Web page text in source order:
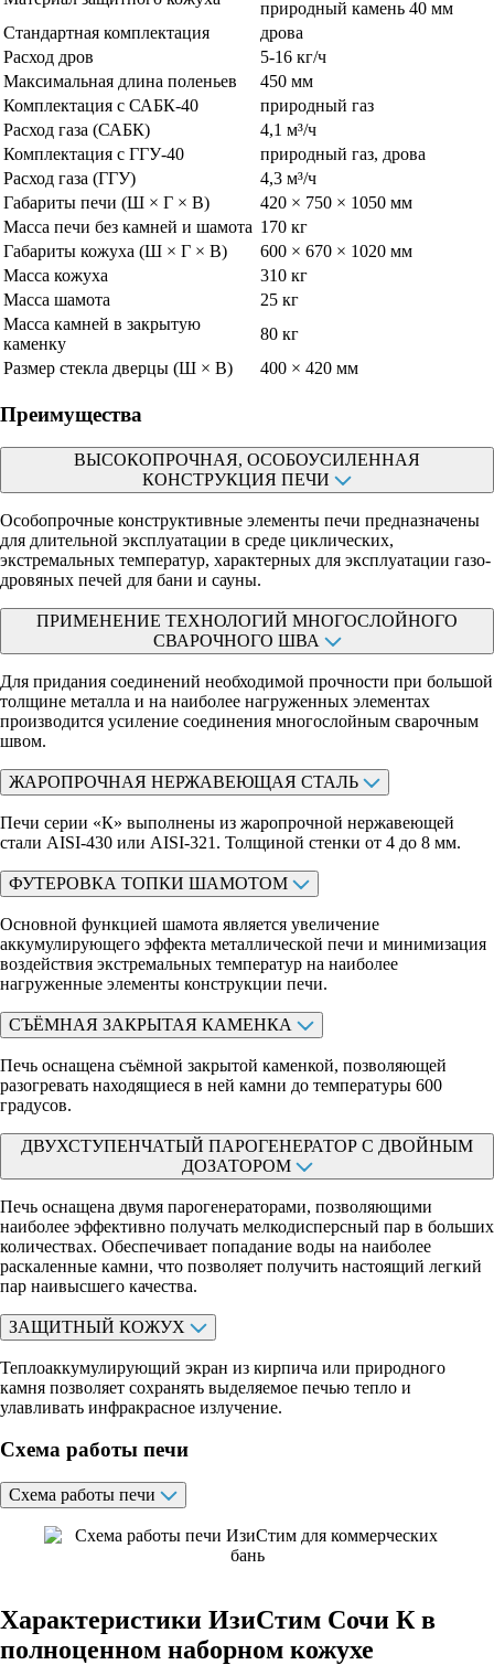
природный камень 40 мм
Стандартная комплектация
дрова
Расход дров
5-16 кг/ч
Максимальная длина поленьев
450 мм
Комплектация с САБК-40
природный газ
Расход газа (САБК)
4,1 м³/ч
Комплектация с ГГУ-40
природный газ, дрова
Расход газа (ГГУ)
4,3 м³/ч
Габариты печи (Ш × Г × В)
420 × 750 × 1050 мм
Масса печи без камней и шамота 170 кг
Габариты кожуха (Ш × Г × В)
600 × 670 × 1020 мм
Масса кожуха
310 кг
Масса шамота
25 кг
Масса камней в закрытую
каменку
80 кг
Размер стекла дверцы (Ш × В)
400 × 420 мм
Преимущества
ВЫСОКОПРОЧНАЯ, ОСОБОУСИЛЕННАЯ
КОНСТРУКЦИЯ ПЕЧИ
Особопрочные конструктивные элементы печи предназначены
для длительной эксплуатации в среде циклических,
экстремальных температур, характерных для эксплуатации газо-
дровяных печей для бани и сауны.
ПРИМЕНЕНИЕ ТЕХНОЛОГИЙ МНОГОСЛОЙНОГО
СВАРОЧНОГО ШВА
Для придания соединений необходимой прочности при большой
толщине металла и на наиболее нагруженных элементах
производится усиление соединения многослойным сварочным
швом.
ЖАРОПРОЧНАЯ НЕРЖАВЕЮЩАЯ СТАЛЬ
Печи серии «К» выполнены из жаропрочной нержавеющей
стали AISI-430 или AISI-321. Толщиной стенки от 4 до 8 мм.
ФУТЕРОВКА ТОПКИ ШАМОТОМ
Основной функцией шамота является увеличение
аккумулирующего эффекта металлической печи и минимизация
воздействия экстремальных температур на наиболее
нагруженные элементы конструкции печи.
СЪЁМНАЯ ЗАКРЫТАЯ КАМЕНКА
Печь оснащена съёмной закрытой каменкой, позволяющей
разогревать находящиеся в ней камни до температуры 600
градусов.
ДВУХСТУПЕНЧАТЫЙ ПАРОГЕНЕРАТОР С ДВОЙНЫМ
ДОЗАТОРОМ
Печь оснащена двумя парогенераторами, позволяющими
наиболее эффективно получать мелкодисперсный пар в больших
количествах. Обеспечивает попадание воды на наиболее
раскаленные камни, что позволяет получить настоящий легкий
пар наивысшего качества.
ЗАЩИТНЫЙ КОЖУХ
Теплоаккумулирующий экран из кирпича или природного
камня позволяет сохранять выделяемое печью тепло и
улавливать инфракрасное излучение.
Схема работы печи
Схема работы печи
Характеристики ИзиСтим Сочи К в
полноценном наборном кожухе